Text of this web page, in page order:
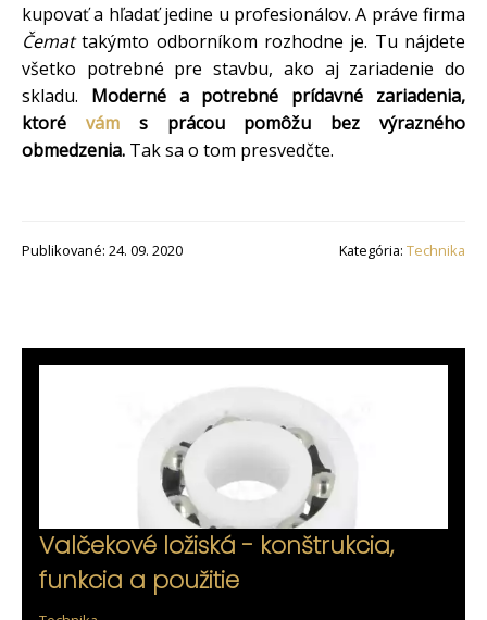
kupovať a hľadať jedine u profesionálov. A práve firma
Čemattakýmto odborníkom rozhodne je. Tu nájdete
všetko potrebné pre stavbu, ako aj zariadenie do
skladu. Moderné a potrebné prídavné zariadenia,
ktoré váms prácou pomôžu bez výrazného
obmedzenia. Tak sa o tom presvedčte.
Publikované: 24. 09. 2020 Kategória: Technika
Valčekové ložiská - konštrukcia,
funkcia a použitie